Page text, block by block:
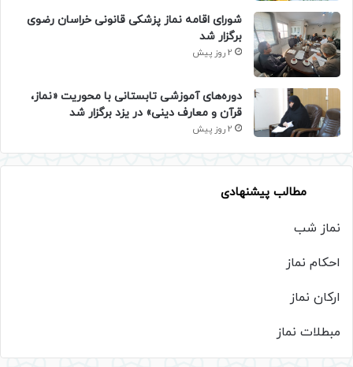
شورای اقامه نماز پزشکی قانونی خراسان رضوی
برگزار شد
2 روز پیش
دوره‌های آموزشی تابستانی با محوریت «نماز،
قرآن و معارف دینی» در یزد برگزار شد
2 روز پیش
مطالب پیشنهادی
نماز شب
احکام نماز
ارکان نماز
مبطلات نماز